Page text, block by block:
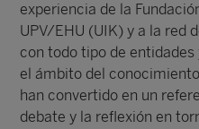
experiencia de la
UPV/EHU (UIK) y a la red
con todo tipo de
el ámbito del
han convertido en un
debate y la reflexión en